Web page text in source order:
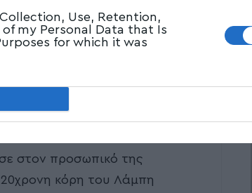
Use, Retention,
my Personal Data that Is
for which it was
στον προσωπικό της
κόρη του Λάμπη